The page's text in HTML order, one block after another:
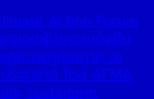
Action Forum
ดยอดผู้นำความยั่งยืน
สภาพภูมิอากาศ​ ณ
ระชาชาติ โดย AFMA
ละ Sustainism